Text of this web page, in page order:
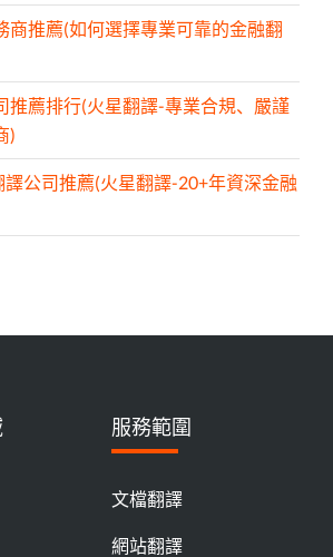
商推薦(如何選擇專業可靠的金融翻
推薦排行(火星翻譯-專業合規、嚴謹
)
公司推薦(火星翻譯-20+年資深金融
服務範圍
文檔翻譯
網站翻譯